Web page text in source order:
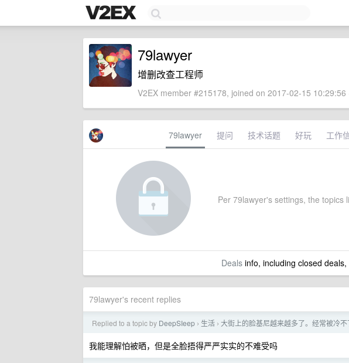
79lawyer
增删改查工程师
V2EX member #215178, joined on 2017-02-15 10:29:56
79lawyer 提问 技术话题 好玩 工作
Per 79lawyer's settings, the topics
Dealsinfo, including closed deals,
79lawyer's recent replies
Replied to a topic by DeepSIeep › 生活 › 大街上的脸基尼越来越多了。经常被冷
我能理解怕被晒，但是全脸捂得严严实实的不难受吗